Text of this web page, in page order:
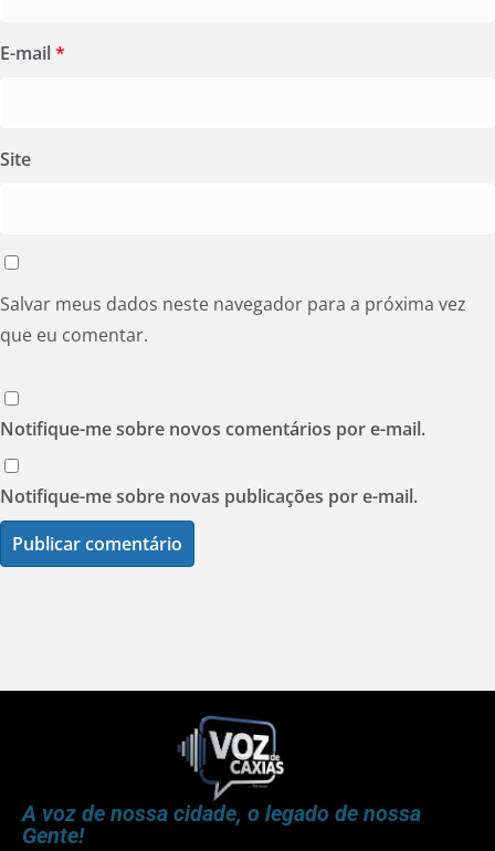
E-mail*
Site
Salvar meus dados neste navegador para a próxima vez
que eu comentar.
Notifique-me sobre novos comentários por e-mail.
Notifique-me sobre novas publicações por e-mail.
A voz de nossa cidade, o legado de nossa
Gente!